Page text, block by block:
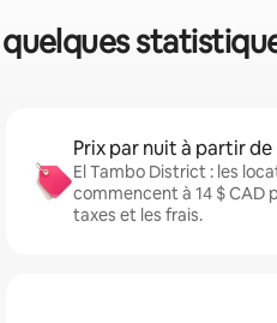
Prix par nuit à partir de
El Tambo District : les
commencent à 14 $ CAD
taxes et les frais.